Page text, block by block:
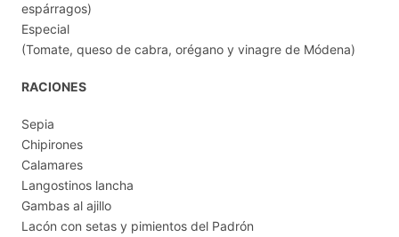
espárragos)
Especial
(Tomate, queso de cabra, orégano y vinagre de Módena)
RACIONES
Sepia
Chipirones
Calamares
Langostinos lancha
Gambas al ajillo
Lacón con setas y pimientos del Padrón